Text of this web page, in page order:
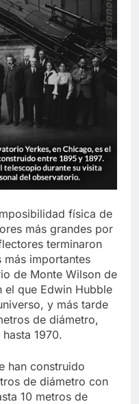
física de
más grandes por
terminaron
más importantes
de Monte Wilson de
que Edwin Hubble
y más tarde
de diámetro,
1970.
han construido
de diámetro con
10 metros de